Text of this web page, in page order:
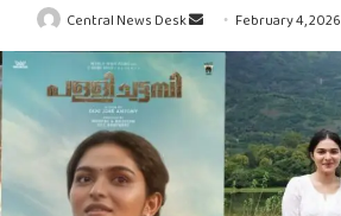
Central News Desk
Send
an
email
February 4, 2026